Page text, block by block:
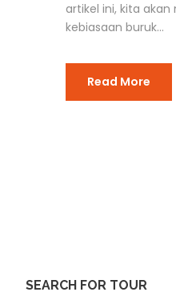
artikel ini, kita
kebiasaan buruk...
Read More
SEARCH FOR TOUR